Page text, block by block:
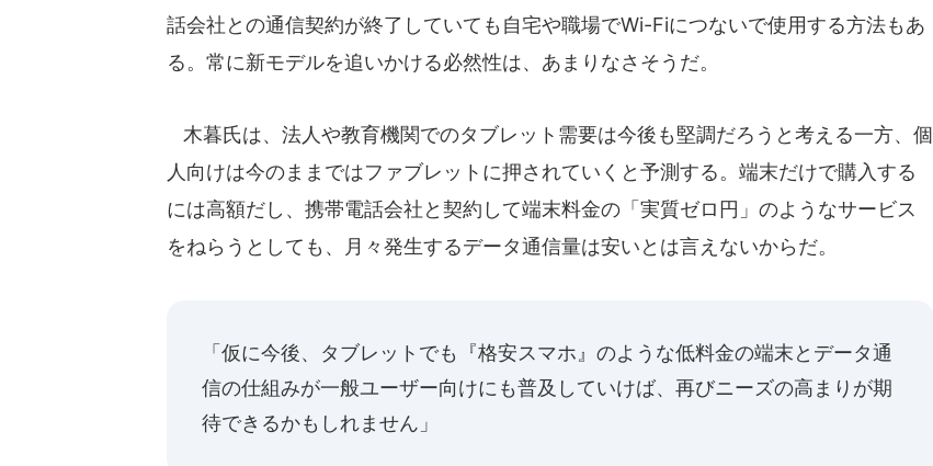
話会社との通信契約が終了していても自宅や職場でWi-Fiにつないで使用する方法もあ
る。常に新モデルを追いかける必然性は、あまりなさそうだ。
木暮氏は、法人や教育機関でのタブレット需要は今後も堅調だろうと考える一方、個
人向けは今のままではファブレットに押されていくと予測する。端末だけで購入する
には高額だし、携帯電話会社と契約して端末料金の「実質ゼロ円」のようなサービス
をねらうとしても、月々発生するデータ通信量は安いとは言えないからだ。
「仮に今後、タブレットでも『格安スマホ』のような低料金の端末とデータ通
信の仕組みが一般ユーザー向けにも普及していけば、再びニーズの高まりが期
待できるかもしれません」